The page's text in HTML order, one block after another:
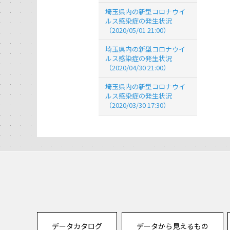
埼玉県内の新型コロナウイ
ルス感染症の発生状況
（2020/05/01 21:00）
埼玉県内の新型コロナウイ
ルス感染症の発生状況
（2020/04/30 21:00）
埼玉県内の新型コロナウイ
ルス感染症の発生状況
（2020/03/30 17:30）
データカタログ データから見えるもの